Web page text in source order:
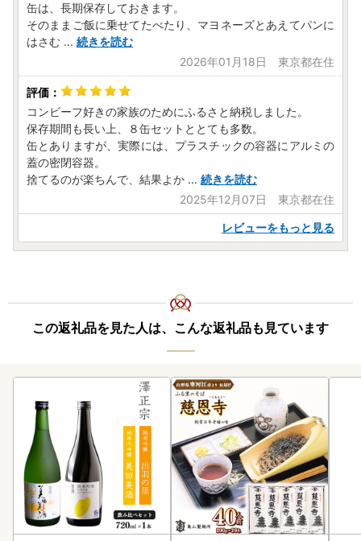
缶は、長期保存しておきます。
そのままご飯に乗せてたべたり、マヨネーズとあえてパンに
はさむ ... 続きを読む
2026年01月18日 東京都在住
コンビーフ好きの家族のためにふるさと納税しました。
保存期間も長い上、８缶セットととても多数。
缶とありますが、実際には、プラスチックの容器にアルミの
蓋の密閉容器。
捨てるのが楽ちんで、結果よか ... 続きを読む
2025年12月07日 東京都在住
レビューをもっと見る
この返礼品を見た人は、こんな返礼品も見ています